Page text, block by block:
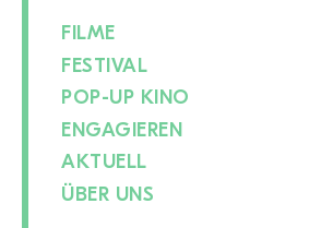
FILME
FESTIVAL
POP-UP KINO
ENGAGIEREN
AKTUELL
ÜBER UNS